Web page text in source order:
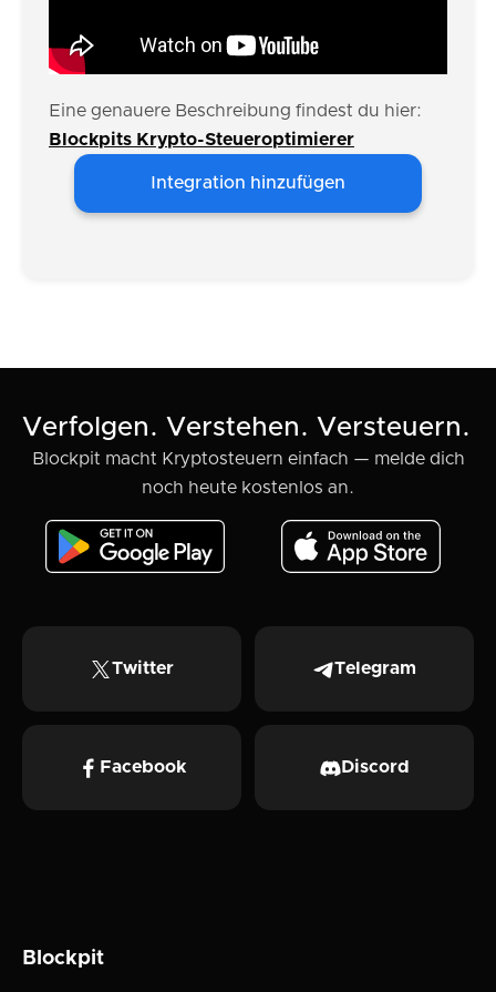
Eine genauere Beschreibung findest du hier:
Blockpits Krypto-Steueroptimierer
Integration hinzufügen
Verfolgen. Verstehen. Versteuern.
Blockpit macht Kryptosteuern einfach — melde dich
noch heute kostenlos an.
Twitter Telegram
Facebook Discord
Blockpit